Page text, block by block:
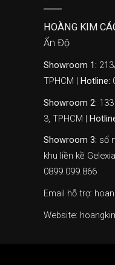
HOÀNG KIM
Ấn Độ
Showroom 1:
TPHCM | Hotline:
Showroom 2:
3, TPHCM |
Showroom 3: số
khu liền kề
0899.099.866
Email hỗ trợ:
Website: